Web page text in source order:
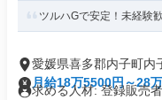
ツルハGで安定！未経験
愛媛県喜多郡内子町内
月給18万5500円～28
求める人材: 登録販売